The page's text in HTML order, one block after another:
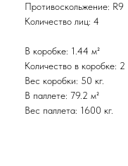
Противоскольжение: R9
Количество лиц: 4
В коробке: 1.44 м²
Количество в коробке: 2
Вес коробки: 50 кг.
В паллете: 79.2 м²
Вес паллета: 1600 кг.